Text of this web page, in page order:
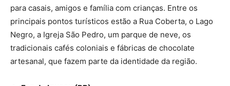
para casais, amigos e família com crianças. Entre os
principais pontos turísticos estão a Rua Coberta, o Lago
Negro, a Igreja São Pedro, um parque de neve, os
tradicionais cafés coloniais e fábricas de chocolate
artesanal, que fazem parte da identidade da região.